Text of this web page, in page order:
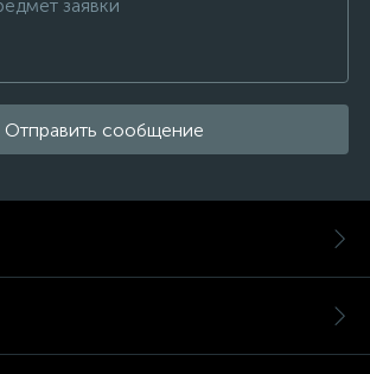
Отправить сообщение